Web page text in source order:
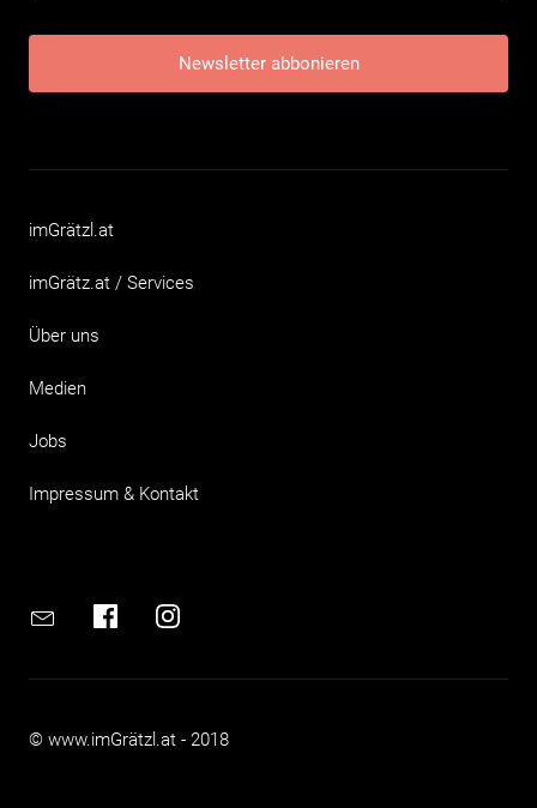
Newsletter abbonieren
imGrätzl.at
imGrätz.at / Services
Über uns
Medien
Jobs
Impressum & Kontakt
Email FacebookInstagram
© www.imGrätzl.at - 2018